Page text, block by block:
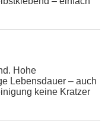
Hohe
Lebensdauer – auch
keine Kratzer